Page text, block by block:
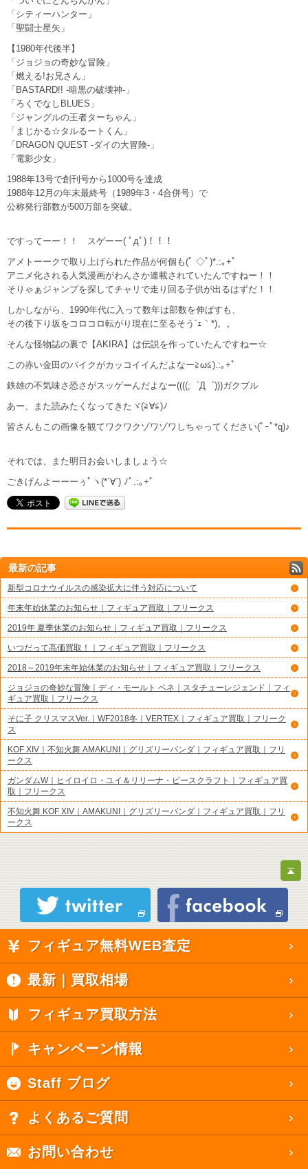
「シティーハンター」
「聖闘士星矢」
【1980年代後半】
「ジョジョの奇妙な冒険」
「燃える!お兄さん」
「BASTARD!! -暗黒の破壊神-」
「ろくでなしBLUES」
「ジャングルの王者ターちゃん」
「まじかる☆タルるートくん」
「DRAGON QUEST -ダイの大冒険-」
「電影少女」
1988年13号で創刊号から1000号を達成
1988年12月の年末最終号（1989年3・4合併号）で
公称発行部数が500万部を突破。
ですってーー！！ スゲーー( ﾟдﾟ)！！！
アメトーークで取り上げられた作品が何個も(ﾟ ◇ﾟ)*.:｡+ﾟ
アニメ化される人気漫画がわんさか連載されていたんですねー！！
そりゃぁジャンプを探してチャリで走り回る子供が出るはずだ！！
しかしながら、1990年代に入って数年は部数を伸ばすも、
その後下り坂をコロコロ転がり現在に至るそう´ｪ｀*)。。
そんな怪物誌の裏で【AKIRA】は伝説を作っていたんですねー☆
この赤い金田のバイクがカッコイイんだよなー≧ω≦).:｡+ﾟ
鉄雄の不気味さ恐さがスッゲーんだよなー((((;゜Д゜)))ガクブル
あー、また読みたくなってきたヾ(≧∀≦)ﾉ
皆さんもこの画像を観てワクワクゾワゾワしちゃってください(ﾟｰﾟ*q)♪
それでは、また明日お会いしましょう☆
ごきげんよーーーぅﾟヽ(*´∀`) ﾉﾟ.:｡+ﾟ
最新の記事
新型コロナウイルスの感染拡大に伴う対応について
年末年始休業のお知らせ｜フィギュア買取｜フリークス
2019年 夏季休業のお知らせ｜フィギュア買取｜フリークス
いつだって高価買取！｜フィギュア買取｜フリークス
2018～2019年末年始休業のお知らせ｜フィギュア買取｜フリークス
ジョジョの奇妙な冒険｜ディ・モールト ベネ｜スタチューレジェンド｜フィ
ギュア買取｜フリークス
そに子 クリスマスVer.｜WF2018冬｜VERTEX｜フィギュア買取｜フリーク
ス
KOF XIV｜不知火舞 AMAKUNI｜グリズリーパンダ｜フィギュア買取｜フリ
ークス
ガンダムW｜ヒイロイロ・ユイ＆リリーナ・ピースクラフト｜フィギュア買
取｜フリークス
不知火舞 KOF XIV｜AMAKUNI｜グリズリーパンダ｜フィギュア買取｜フリ
ークス
フィギュア無料WEB査定
最新｜買取相場
フィギュア買取方法
キャンペーン情報
Staff ブログ
よくあるご質問
お問い合わせ